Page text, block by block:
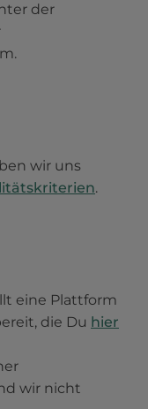
der
wir uns
.
eine Plattform
die Du hier
wir nicht